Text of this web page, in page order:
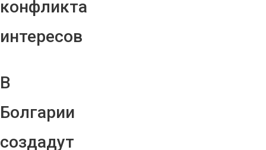
конфликта
интересов
В
Болгарии
создадут